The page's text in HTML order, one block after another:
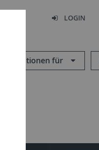
LOGIN
Informationen für